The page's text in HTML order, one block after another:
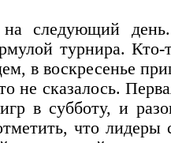
следующий день.
турнира.
в воскресенье
не сказалось.
в субботу, и
что лидеры